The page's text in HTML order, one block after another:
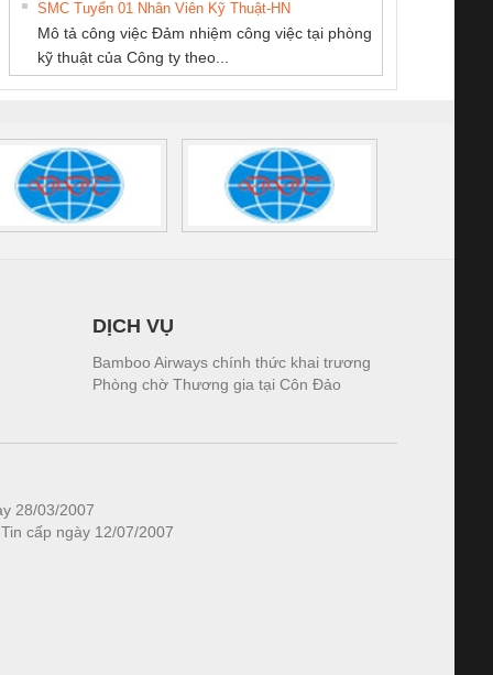
16I+
(2502520000)
BKE 1K5.4
(7791400879)2. Giá
SMC Tuyển 01 Nhân Viên Kỹ Thuật-HN
Mô tả công việc Đảm nhiệm công việc tại phòng
kỹ thuật của Công ty theo...
DỊCH VỤ
Bamboo Airways chính thức khai trương
Phòng chờ Thương gia tại Côn Đảo
28/03/2007
cấp ngày 12/07/2007